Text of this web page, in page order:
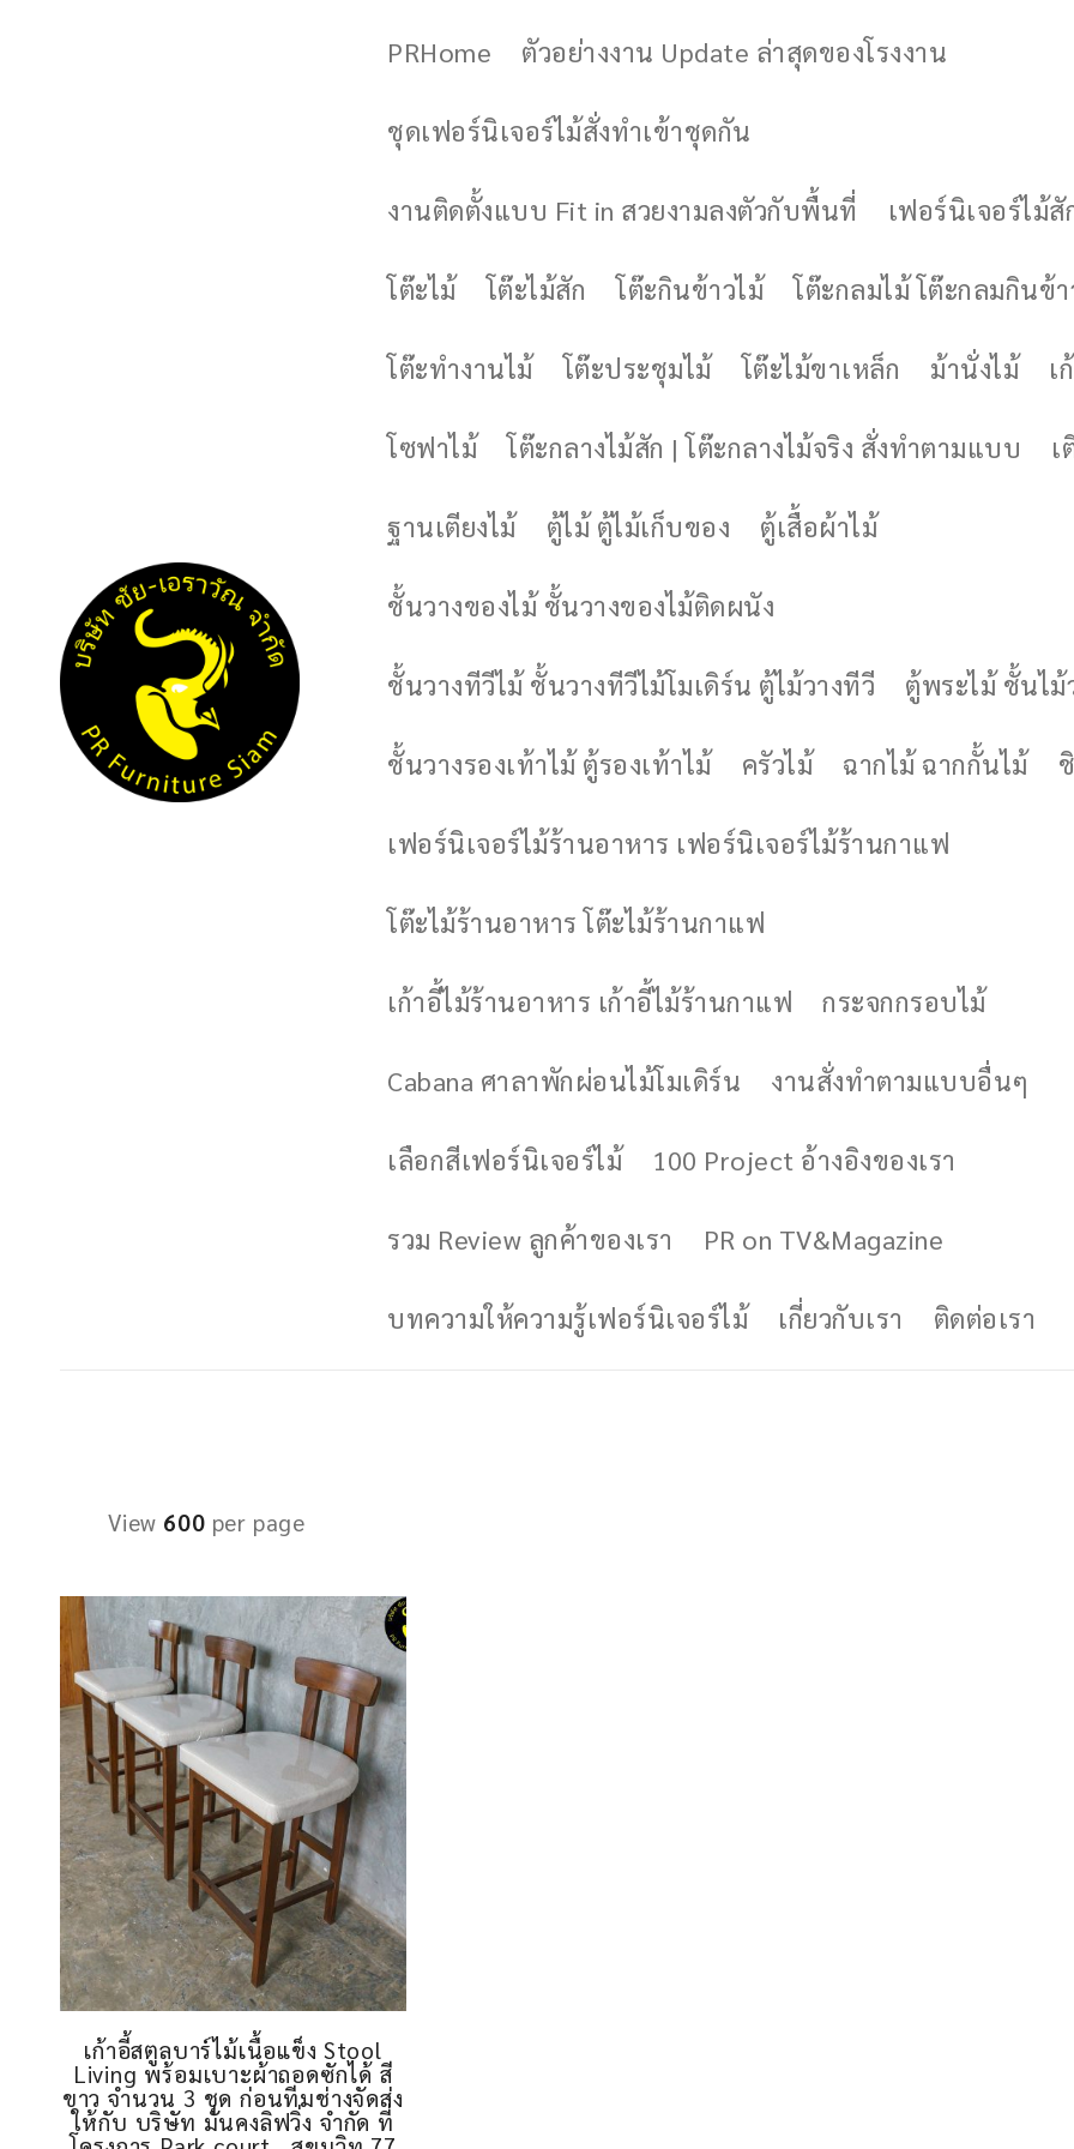
PRHome ตัวอย่างงาน Update ล่าสุดของโรงงาน
ชุดเฟอร์นิเจอร์ไม้สั่งทำเข้าชุดกัน
งานติดตั้งแบบ Fit in สวยงามลงตัวกับพื้นที่ เฟอร์นิเจอร์ไม้สั
โต๊ะไม้ โต๊ะไม้สัก โต๊ะกินข้าวไม้ โต๊ะกลมไม้ โต๊ะกลมกินข้า
โต๊ะทำงานไม้ โต๊ะประชุมไม้ โต๊ะไม้ขาเหล็ก ม้านั่งไม้ เ
โซฟาไม้ โต๊ะกลางไม้สัก | โต๊ะกลางไม้จริง สั่งทำตามแบบ เ
ฐานเตียงไม้ ตู้ไม้ ตู้ไม้เก็บของ ตู้เสื้อผ้าไม้
ชั้นวางของไม้ ชั้นวางของไม้ติดผนัง
ชั้นวางทีวีไม้ ชั้นวางทีวีไม้โมเดิร์น ตู้ไม้วางทีวี ตู้พระไม้ ชั้นไม้
ชั้นวางรองเท้าไม้ ตู้รองเท้าไม้ ครัวไม้ ฉากไม้ ฉากกั้นไม้
เฟอร์นิเจอร์ไม้ร้านอาหาร เฟอร์นิเจอร์ไม้ร้านกาแฟ
โต๊ะไม้ร้านอาหาร โต๊ะไม้ร้านกาแฟ
เก้าอี้ไม้ร้านอาหาร เก้าอี้ไม้ร้านกาแฟ กระจกกรอบไม้
Cabana ศาลาพักผ่อนไม้โมเดิร์น งานสั่งทำตามแบบอื่นๆ
เลือกสีเฟอร์นิเจอร์ไม้ 100 Project อ้างอิงของเรา
รวม Review ลูกค้าของเรา PR on TV&Magazine
บทความให้ความรู้เฟอร์นิเจอร์ไม้ เกี่ยวกับเรา ติดต่อเรา
View 600 per page
เก้าอี้สตูลบาร์ไม้เนื้อแข็ง Stool
Living พร้อมเบาะผ้าถอดซักได้ สี
ขาว จำนวน 3 ชุด ก่อนทีมช่างจัดส่ง
ให้กับ บริษัท มั่นคงลิฟวิ่ง จำกัด ที่